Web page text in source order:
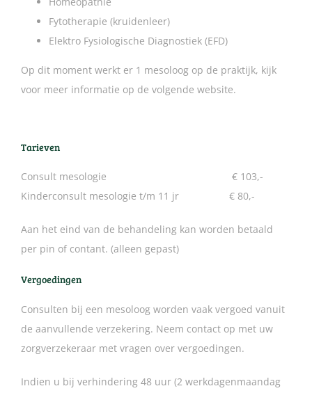
Fytotherapie (kruidenleer)
Elektro Fysiologische Diagnostiek (EFD)
Op dit moment werkt er 1 mesoloog op de praktijk, kijk
voor meer informatie op de volgende website.
Tarieven
Consult mesologie € 103,-
Kinderconsult mesologie t/m 11 jr € 80,-
Aan het eind van de behandeling kan worden betaald
per pin of contant. (alleen gepast)
Vergoedingen
Consulten bij een mesoloog worden vaak vergoed vanuit
de aanvullende verzekering. Neem contact op met uw
zorgverzekeraar met vragen over vergoedingen.
Indien u bij verhindering 48 uur (2 werkdagenmaandag